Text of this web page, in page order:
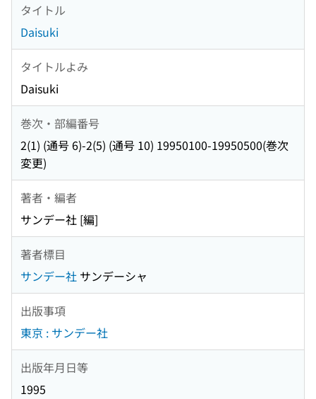
タイトル
Daisuki
タイトルよみ
Daisuki
巻次・部編番号
2(1) (通号 6)-2(5) (通号 10) 19950100-19950500(巻次
変更)
著者・編者
サンデー社 [編]
著者標目
サンデー社 サンデーシャ
出版事項
東京 : サンデー社
出版年月日等
1995